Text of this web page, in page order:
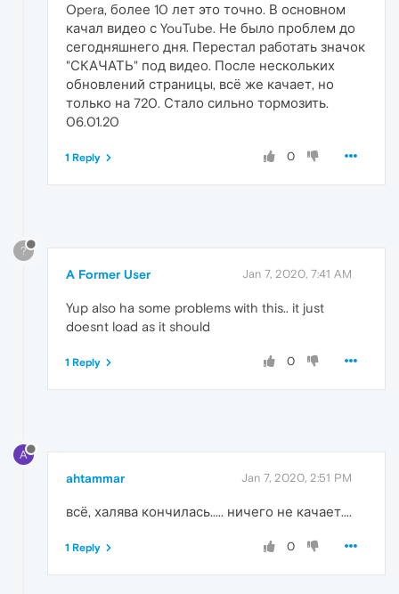
Opera, более 10 лет это точно. В основном
качал видео с YouTube. Не было проблем до
сегодняшнего дня. Перестал работать значок
"СКАЧАТЬ" под видео. После нескольких
обновлений страницы, всё же качает, но
только на 720. Стало сильно тормозить.
06.01.20
0
1 Reply
?
A Former User Jan 7, 2020, 7:41 AM
Yup also ha some problems with this.. it just
doesnt load as it should
0
1 Reply
A
ahtammar Jan 7, 2020, 2:51 PM
всё, халява кончилась..... ничего не качает....
0
1 Reply